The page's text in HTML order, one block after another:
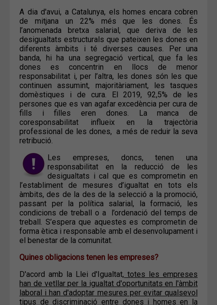
A dia d'avui, a Catalunya, els homes encara cobren
de mitjana un 22% més que les dones. És
l’anomenada bretxa salarial, que deriva de les
desigualtats estructurals que pateixen les dones en
diferents àmbits i té diverses causes. Per una
banda, hi ha una segregació vertical, que fa les
dones es concentrin en llocs de menor
responsabilitat i, per l’altra, les dones són les que
continuen assumint, majoritàriament, les tasques
domèstiques i de cura. El 2019, 92,5% de les
persones que es van agafar excedència per cura de
fills i filles eren dones. La manca de
coresponsabilitat influeix en la trajectòria
professional de les dones, a més de reduir la seva
retribució.
Les empreses, doncs, tenen una
responsabilitat en la reducció de les
desigualtats i cal que es comprometin en
l’establiment de mesures d’igualtat en tots els
àmbits, des de la des de la selecció a la promoció,
passant per la política salarial, la formació, les
condicions de treball o a l’ordenació del temps de
treball. S’espera que aquestes es comprometin de
forma ètica i responsable amb el desenvolupament i
el benestar de la comunitat.
Quines obligacions tenen les empreses?
D'acord amb la Llei d'Igualtat, totes les empreses
han de vetllar per la igualtat d'oportunitats en l'àmbit
laboral i han d'adoptar mesures per evitar qualsevol
tipus de discriminació entre dones i homes en la